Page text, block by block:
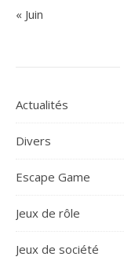
« Juin
Actualités
Divers
Escape Game
Jeux de rôle
Jeux de société